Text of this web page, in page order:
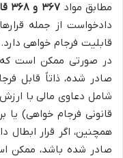
مطابق مواد۳۶۷ و ۳۶۸ قانون آیین دادرسی مدنی
دادخواست از جمله
قابلیت فرجام خواهی
در صورتی ممکن است که
صادر شده، ذاتاً قابل
شامل دعاوی مالی با
قانونی فرجام خواهی)
همچنین، اگر قرار ابطال
صادر شده باشد، ممکن